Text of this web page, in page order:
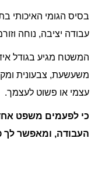
בסיס הגומי
עבודה יציבה, נוחה
משעשעת, צבעונית
עצמי או פשוט לעצמך.
כי לפעמים משפט
העבודה, ומאפשר